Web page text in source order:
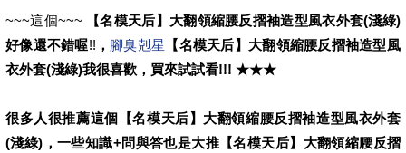
~~~這個~~~
【名模天后】大翻領縮腰反摺袖造型風衣外套(淺綠)
好像還不錯喔!! ， 腳臭剋星
【名模天后】大翻領縮腰反摺袖造型風
衣外套(淺綠)我很喜歡，買來試試看!!! ★★★
很多人很推薦這個【名模天后】大翻領縮腰反摺袖造型風衣外套
(淺綠)，一些知識+問與答也是大推【名模天后】大翻領縮腰反摺